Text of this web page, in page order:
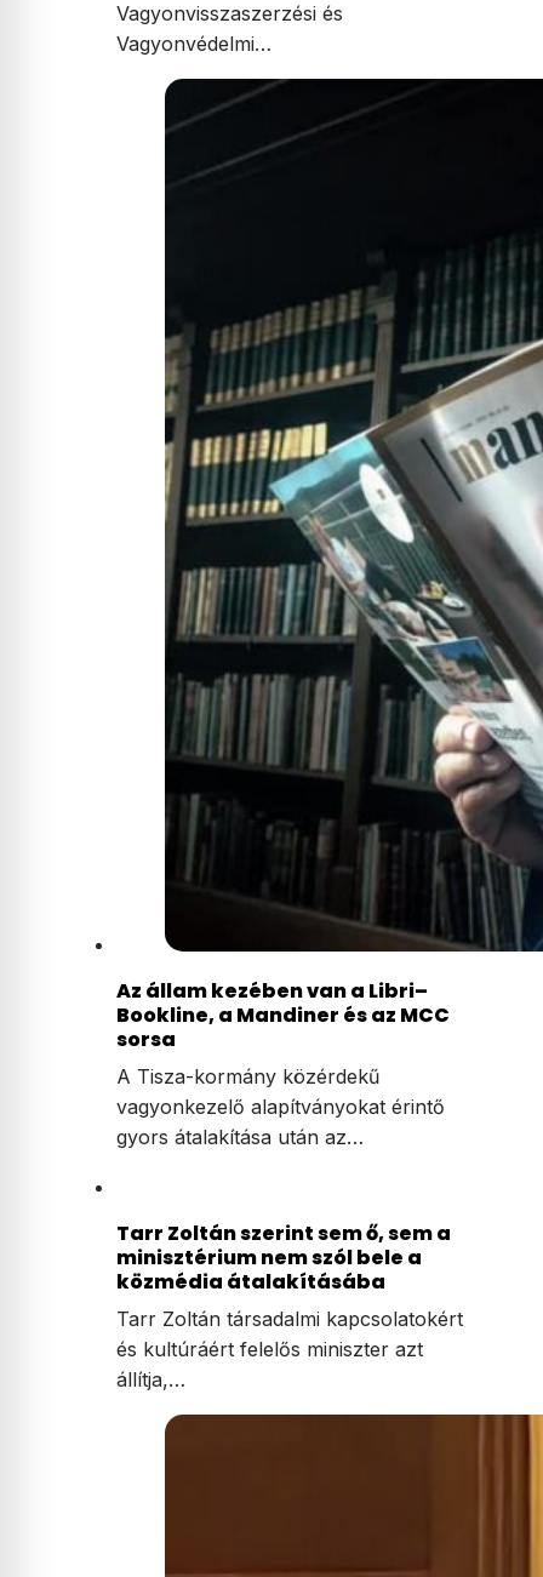
Vagyonvisszaszerzési és
Vagyonvédelmi…
Az állam kezében van a Libri–
Bookline, a Mandiner és az MCC
sorsa
A Tisza-kormány közérdekű
vagyonkezelő alapítványokat érintő
gyors átalakítása után az…
Tarr Zoltán szerint sem ő, sem a
minisztérium nem szól bele a
közmédia átalakításába
Tarr Zoltán társadalmi kapcsolatokért
és kultúráért felelős miniszter azt
állítja,…